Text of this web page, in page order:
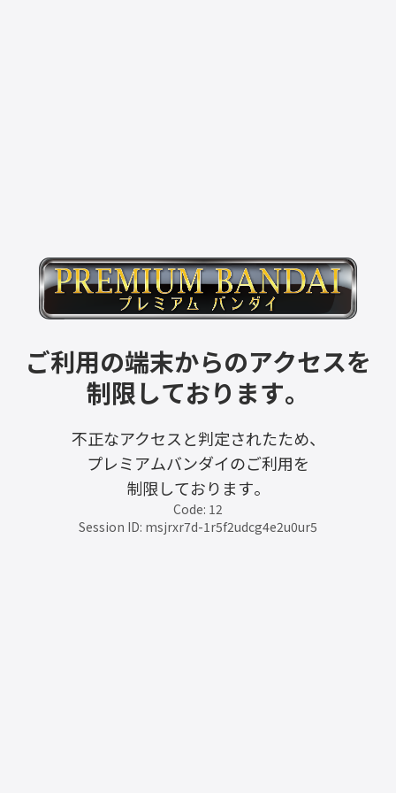
ご利用の端末からのアクセスを
制限しております。
不正なアクセスと判定されたため、
プレミアムバンダイのご利用を
制限しております。
Code: 12
Session ID: msjrxr7d-1r5f2udcg4e2u0ur5